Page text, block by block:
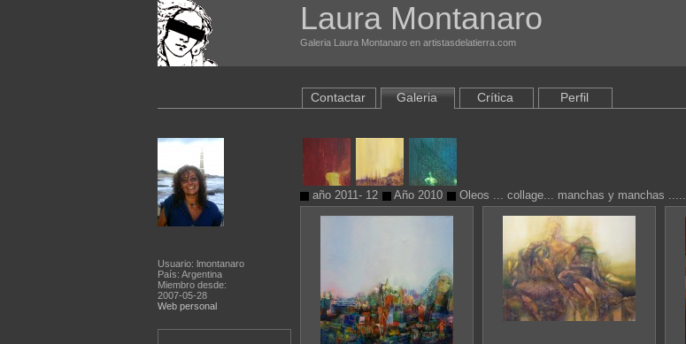
Laura Montanaro
Galeria Laura Montanaro en artistasdelatierra.com
Usuario: lmontanaro
País: Argentina
Miembro desde:
2007-05-28
Web personal
Contactar Galeria Crítica Perfil
año 2011- 12 Año 2010 Oleos ... collage... manchas y manchas .....